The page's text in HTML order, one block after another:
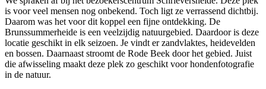
is voor veel mensen nog onbekend. Toch ligt ze verrassend dichtbij.
Daarom was het voor dit koppel een fijne ontdekking. De
Brunssummerheide is een veelzijdig natuurgebied. Daardoor is deze
locatie geschikt in elk seizoen. Je vindt er zandvlaktes, heidevelden
en bossen. Daarnaast stroomt de Rode Beek door het gebied. Juist
die afwisseling maakt deze plek zo geschikt voor hondenfotografie
in de natuur.